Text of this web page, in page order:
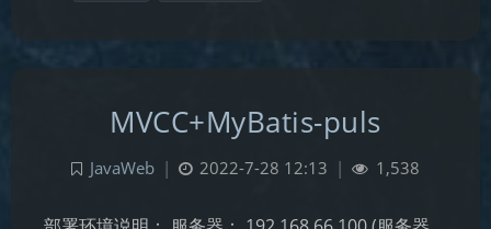
MVCC+MyBatis-puls
JavaWeb | 2022-7-28 12:13 | 1,538